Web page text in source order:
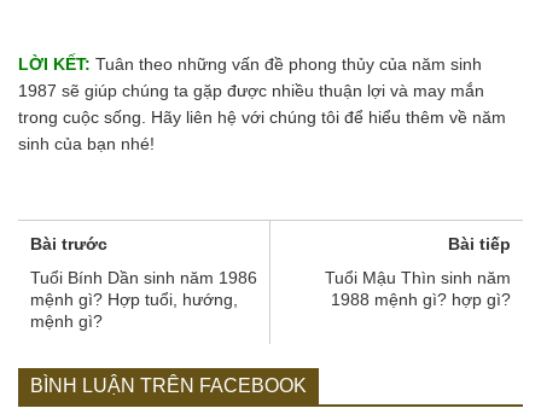
LỜI KẾT: Tuân theo những vấn đề phong thủy của năm sinh
1987 sẽ giúp chúng ta gặp được nhiều thuận lợi và may mắn
trong cuộc sống. Hãy liên hệ với chúng tôi để hiểu thêm về năm
sinh của bạn nhé!
Bài trước
Tuổi Bính Dần sinh năm 1986
mệnh gì? Hợp tuổi, hướng,
mệnh gì?
Bài tiếp
Tuổi Mậu Thìn sinh năm
1988 mệnh gì? hợp gì?
BÌNH LUẬN TRÊN FACEBOOK